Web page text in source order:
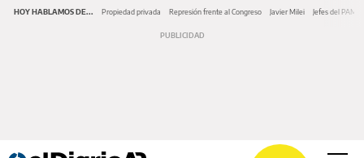
HOY HABLAMOS DE... Propiedad privada Represión frente al Congreso Javier Milei Jefes del PAMI